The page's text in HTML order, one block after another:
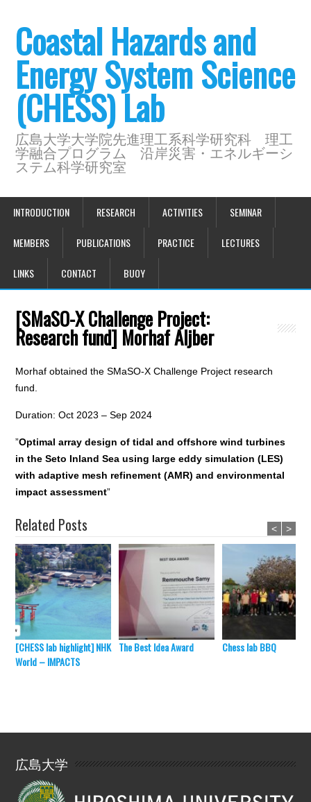
Coastal Hazards and
Energy System Science
(CHESS) Lab
広島大学大学院先進理工系科学研究科 理工
学融合プログラム 沿岸災害・エネルギーシ
ステム科学研究室
INTRODUCTION RESEARCH ACTIVITIES SEMINAR
MEMBERS PUBLICATIONS PRACTICE LECTURES
LINKS CONTACT BUOY
[SMaSO-X Challenge Project:
Research fund] Morhaf Aljber
Morhaf obtained the SMaSO-X Challenge Project research
fund.
Duration: Oct 2023 – Sep 2024
”Optimal array design of tidal and offshore wind turbines
in the Seto Inland Sea using large eddy simulation (LES)
with adaptive mesh refinement (AMR) and environmental
impact assessment”
Related Posts
[CHESS lab highlight] NHK
World – IMPACTS
The Best Idea Award Chess lab BBQ
< >
広島大学